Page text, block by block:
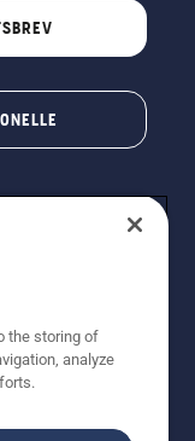
Angitte priser
er veiledende
the storing of
analyze